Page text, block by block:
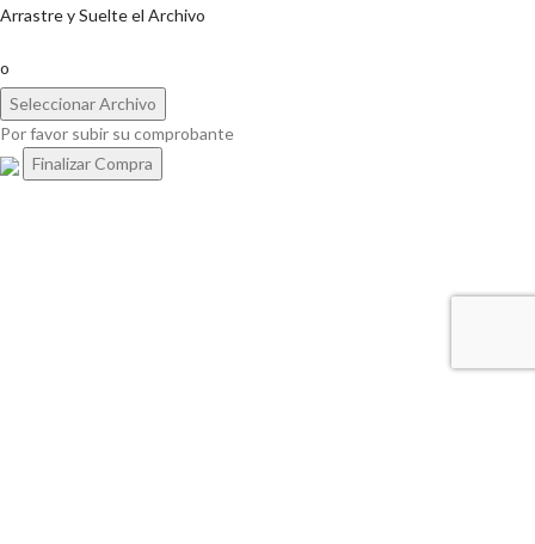
Arrastre y Suelte el Archivo
o
Seleccionar Archivo
Por favor subir su comprobante